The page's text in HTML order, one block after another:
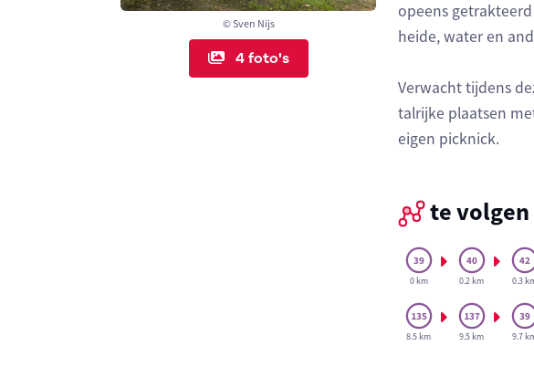
© Sven Nijs
4 foto's
opeens
heide, water en
Verwacht tijdens
talrijke plaatsen
eigen picknick.
te
0 km 0.2 km 0.3
8.5 km 9.5 km 9.7